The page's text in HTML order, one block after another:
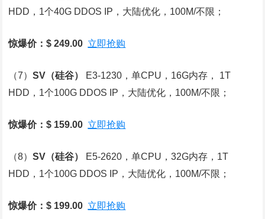
HDD，1个40G DDOS IP，大陆优化，100M/不限；
惊爆价：$ 249.00 立即抢购
（7）SV （硅谷）
E3-1230，单CPU，16G内存， 1T
HDD，1个100G DDOS IP，大陆优化，100M/不限；
惊爆价：$ 159.00 立即抢购
（8）SV （硅谷）
E5-2620，单CPU，32G内存，1T
HDD，1个100G DDOS IP，大陆优化，100M/不限；
惊爆价：$ 199.00 立即抢购